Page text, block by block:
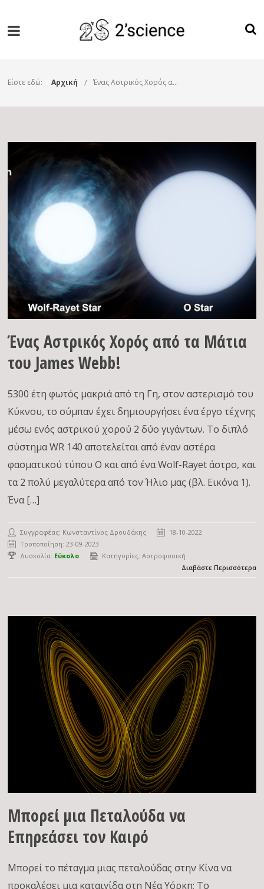
Είστε εδώ: Αρχική Ένας Αστρικός Χορός από τα Μάτια του James Webb!
Ένας Αστρικός Χορός από τα Μάτια
του James Webb!
5300 έτη φωτός μακριά από τη Γη, στον αστερισμό του
Κύκνου, το σύμπαν έχει δημιουργήσει ένα έργο τέχνης
μέσω ενός αστρικού χορού 2 δύο γιγάντων. Το διπλό
σύστημα WR 140 αποτελείται από έναν αστέρα
φασματικού τύπου Ο και από ένα Wolf-Rayet άστρο, και
τα 2 πολύ μεγαλύτερα από τον Ήλιο μας (βλ. Εικόνα 1).
Ένα […]
Συγγραφέας: Κωνσταντίνος Δρουδάκης
18-10-2022
Τροποποίηση: 23-09-2023
Δυσκολία: Εύκολο Κατηγορίες:Αστροφυσική
Διαβάστε Περισσότερα
Μπορεί μια Πεταλούδα να
Επηρεάσει τον Καιρό
Μπορεί το πέταγμα μιας πεταλούδας στην Κίνα να
προκαλέσει μια καταιγίδα στη Νέα Υόρκη; Το